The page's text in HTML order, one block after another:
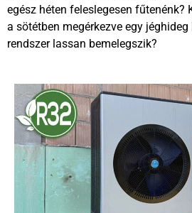
egész héten feleslegesen fűtenénk?
a sötétben megérkezve egy
rendszer lassan bemelegszik?